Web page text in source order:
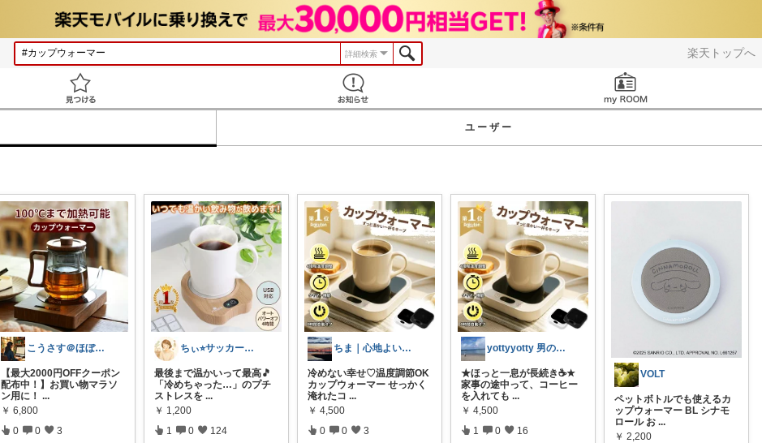
楽天トップへ
詳細検索
ユーザー
こうさす＠ほぼ毎日更新
【最大2000円OFFクーポン
配布中！】お買い物マラソ
ン用に！ ...
￥ 6,800
0 0 3
ちぃ⭐︎サッカー少年3兄弟ママ
最後まで温かいって最高🎵
「冷めちゃった…」のプチ
ストレスを ...
￥ 1,200
1 0 124
ちま｜心地よい日常のアイテム🍁
冷めない幸せ♡温度調節OK
カップウォーマー せっかく
淹れたコ ...
￥ 4,500
0 0 3
yottyyotty 男の子ママの暮らし
★ほっと一息が長続き☕★
家事の途中って、コーヒー
を入れても ...
￥ 4,500
1 0 16
VOLT
ペットボトルでも使えるカ
ップウォーマー BL シナモ
ロール お ...
￥ 2,200